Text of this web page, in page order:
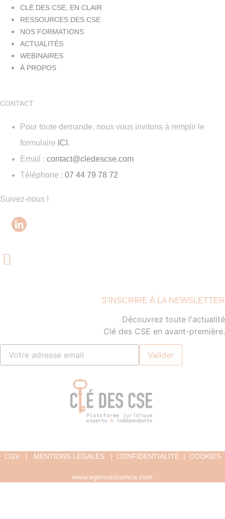
CLÉ DES CSE, EN CLAIR
RESSOURCES DES CSE
NOS FORMATIONS
ACTUALITÉS
WEBINAIRES
À PROPOS
CONTACT
Pour toute demande, nous vous invitons à remplir le
formulaire ICI .
Email : contact@cledescse.com
Téléphone : 07 44 79 78 72
Suivez-nous !
S'INSCRIRE À LA NEWSLETTER
Découvrez toute l'actualité
Clé des CSE en avant-première.
CGV| MENTIONS LÉGALES| CONFIDENTIALITÉ| COOKIES
www.agenceccomca.com